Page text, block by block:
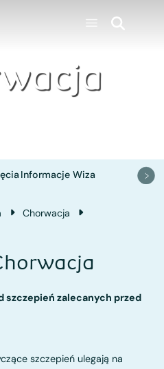
Informacje Wiza
Chorwacja
szczepień zalecanych przed
szczepień ulegają na